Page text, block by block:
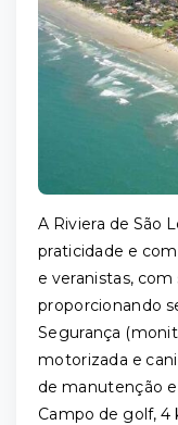
A Riviera de São
praticidade e
e veranistas,
proporcionando
Segurança
motorizada e
de manutenção
Campo de golf, 4